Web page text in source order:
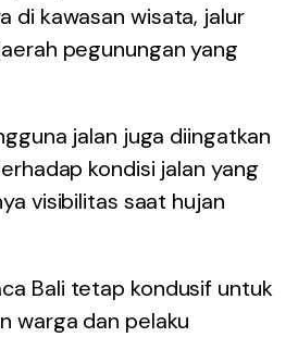
di kawasan wisata, jalur
pegunungan yang
jalan juga diingatkan
kondisi jalan yang
visibilitas saat hujan
Bali tetap kondusif untuk
warga dan pelaku